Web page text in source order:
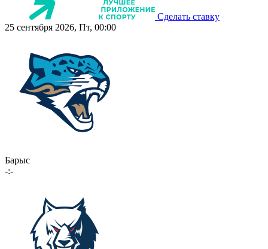
Сделать ставку
25 сентября 2026, Пт, 00:00
Барыс
-:-